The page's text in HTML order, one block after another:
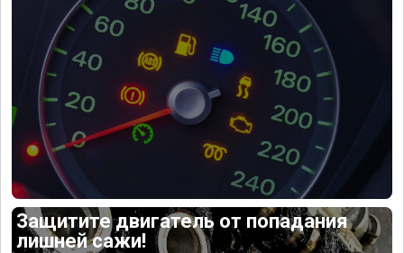
Защитите двигатель от попадания
лишней сажи!